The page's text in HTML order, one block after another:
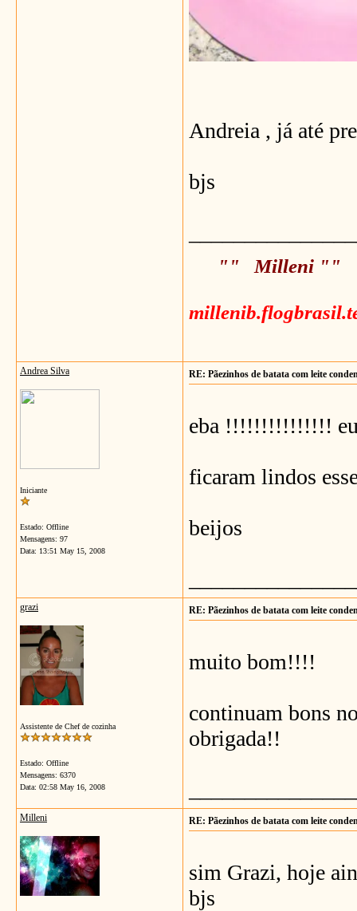
Andreia , já até
bjs
"" Milleni ""
Andrea Silva
Iniciante
Estado: Offline
Mensagens: 97
Data: 13:51 May 15, 2008
RE: Pãezinhos de batata com leite
eba !!!!!!!!!!!!!!! eu
ficaram lindos
beijos
grazi
Assistente de Chef de cozinha
Estado: Offline
Mensagens: 6370
Data: 02:58 May 16, 2008
RE: Pãezinhos de batata com leite
muito bom!!!!
continuam bons
obrigada!!
Milleni RE: Pãezinhos de batata com leite
sim Grazi, hoje
bjs